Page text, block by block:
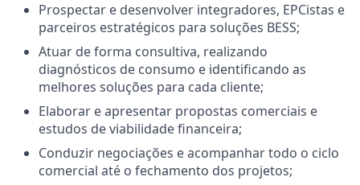
Prospectar e desenvolver integradores, EPCistas e
parceiros estratégicos para soluções BESS;
Atuar de forma consultiva, realizando
diagnósticos de consumo e identificando as
melhores soluções para cada cliente;
Elaborar e apresentar propostas comerciais e
estudos de viabilidade financeira;
Conduzir negociações e acompanhar todo o ciclo
comercial até o fechamento dos projetos;